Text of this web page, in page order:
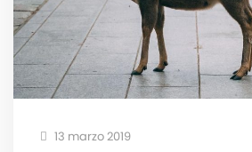
13 marzo 2019